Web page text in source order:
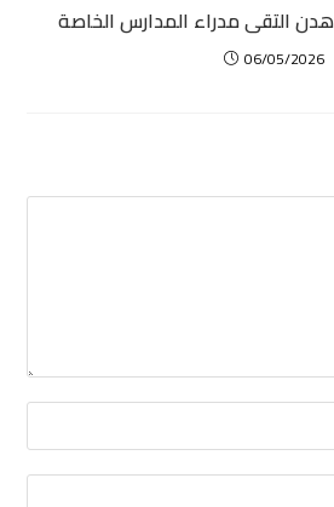
التقى مدراء المدارس الخاصة
06/05/2026